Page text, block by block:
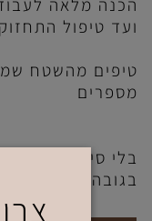
ועד טיפול
טיפים מהשטח
מספרים
בלי סיסמאות,
בגובה העיניים.